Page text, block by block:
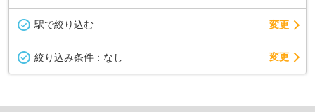
駅で絞り込む 変更
絞り込み条件： なし 変更